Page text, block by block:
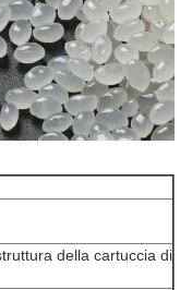
della cartuccia di